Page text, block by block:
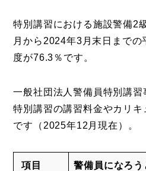
特別講習における施設警備2
月から2024年3月末日まで
度が76.3％です。
一般社団法人警備員特別講
特別講習の講習料金やカリキ
です（2025年12月現在）。
項目
警備員になろう